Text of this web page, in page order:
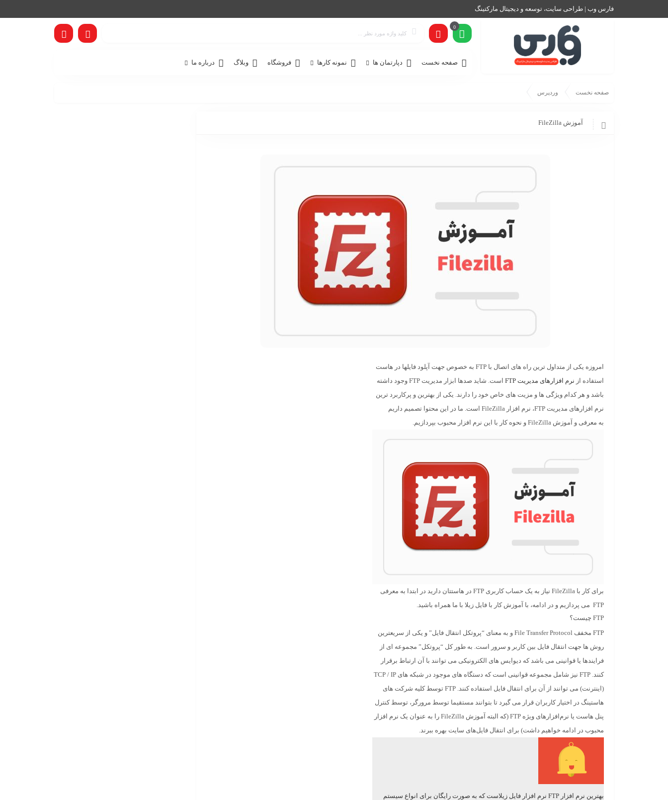
فارس وب | طراحی سایت، توسعه و دیجیتال مارکتینگ
0
صفحه نخست دپارتمان ها نمونه کارها فروشگاه وبلاگ درباره ما
صفحه نخست وردپرس
آموزش FileZilla
امروزه یکی از متداول ترین راه های اتصال با FTP به خصوص جهت آپلود فایلها در هاست
استفاده از نرم افزارهای مدیریت FTP
است. شاید صدها ابزار مدیریت FTP وجود داشته
باشد و هر کدام ویژگی ها و مزیت های خاص خود را دارند. یکی از بهترین و پرکاربرد ترین
نرم افزارهای مدیریت FTP،
نرم افزار FileZilla
است. ما در این محتوا تصمیم داریم
به معرفی و آموزش FileZilla و نحوه کار با این نرم افزار محبوب بپردازیم.
برای کار با FileZilla
نیاز به یک حساب کاربری FTP در هاستتان دارید در ابتدا به معرفی
FTP می پردازیم و در ادامه، با آموزش کار با فایل زیلا با ما همراه باشید.
FTP چیست؟
FTP مخفف File Transfer Protocol و به معنای “پروتکل انتقال فایل” و یکی از سریعترین
روش ها جهت انتقال فایل بین کاربر و سرور است. به طور کل “پروتکل” مجموعه ای از
فرایندها یا قوانینی می باشد که دیوایس های الکترونیکی می توانند با آن ارتباط برقرار
کنند. FTP نیز شامل مجموعه قوانینی است که دستگاه های موجود در شبکه های TCP / IP
(اینترنت) می توانند از آن برای انتقال فایل استفاده کنند. FTP توسط کلیه شرکت های
هاستینگ در اختیار کاربران قرار می گیرد تا بتوانند مستقیما توسط مرورگر، توسط کنترل
پنل هاست یا نرم‌افزار‌های ویژه FTP (که البته
آموزش FileZilla
را به عنوان یک نرم افزار
محبوب در ادامه خواهیم داشت) برای انتقال فایل‌های سایت بهره ببرند.
بهترین نرم افزار FTP نرم افزار فایل زیلاست که به صورت رایگان برای انواع سیستم